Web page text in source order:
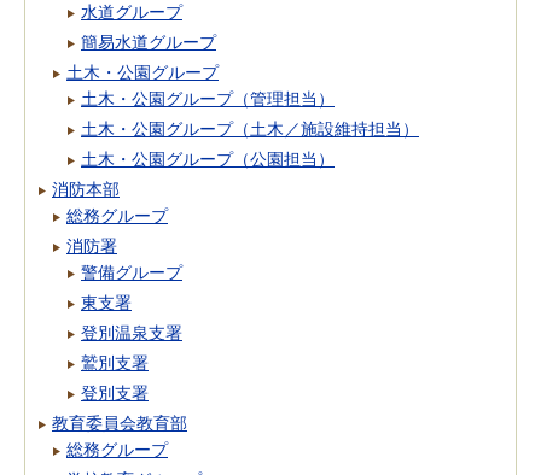
水道グループ
簡易水道グループ
土木・公園グループ
土木・公園グループ（管理担当）
土木・公園グループ（土木／施設維持担当）
土木・公園グループ（公園担当）
消防本部
総務グループ
消防署
警備グループ
東支署
登別温泉支署
鷲別支署
登別支署
教育委員会教育部
総務グループ